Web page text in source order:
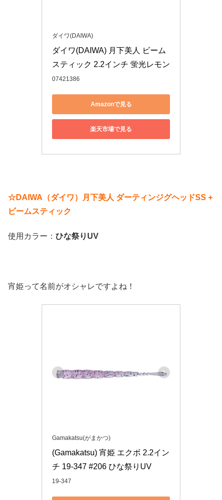
ダイワ(DAIWA)
ダイワ(DAIWA) 月下美人 ビーム
スティック 2.2インチ 蛍光レモン
07421386
Amazonで見る
楽天市場で見る
☆DAIWA（ダイワ）月下美人 ダーティンジグヘッドSS +
ビームスティック
使用カラー： ひな祭りUV
宵姫って名前がオシャレですよね！
Gamakatsu(がまかつ)
(Gamakatsu) 宵姫 エクボ 2.2イン
チ 19-347 #206 ひな祭りUV
19-347